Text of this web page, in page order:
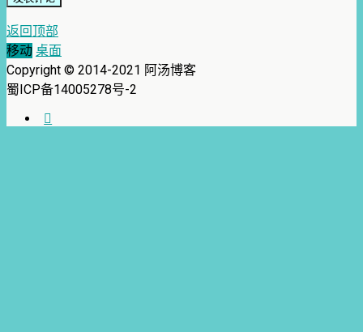
返回顶部
移动 桌面
Copyright © 2014-2021 阿汤博客
蜀ICP备14005278号-2